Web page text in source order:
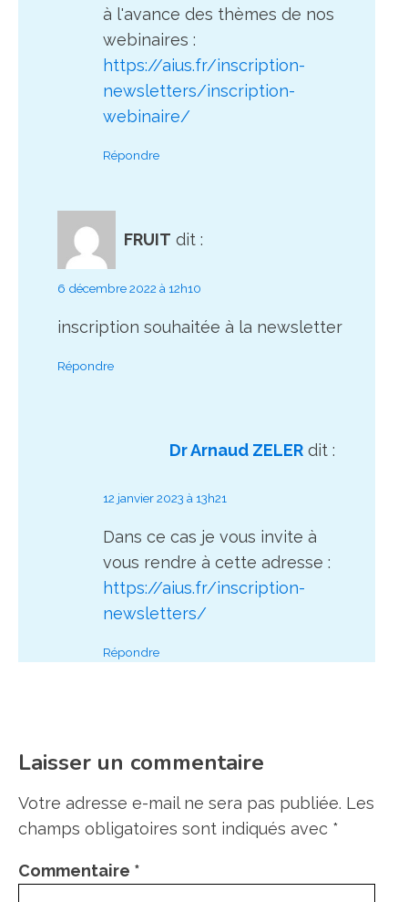
à l'avance des thèmes de nos
webinaires :
https://aius.fr/inscription-
newsletters/inscription-
webinaire/
Répondre
FRUIT dit :
6 décembre 2022 à 12h10
inscription souhaitée à la newsletter
Répondre
Dr Arnaud ZELER dit :
12 janvier 2023 à 13h21
Dans ce cas je vous invite à
vous rendre à cette adresse :
https://aius.fr/inscription-
newsletters/
Répondre
Laisser un commentaire
Votre adresse e-mail ne sera pas publiée. Les
champs obligatoires sont indiqués avec *
Commentaire *